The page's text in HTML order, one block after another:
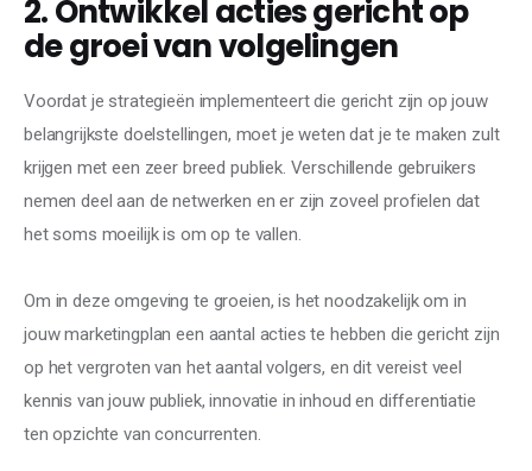
2. Ontwikkel acties gericht op
de groei van volgelingen
Voordat je strategieën implementeert die gericht zijn op jouw
belangrijkste doelstellingen, moet je weten dat je te maken zult
krijgen met een zeer breed publiek. Verschillende gebruikers
nemen deel aan de netwerken en er zijn zoveel profielen dat
het soms moeilijk is om op te vallen.
Om in deze omgeving te groeien, is het noodzakelijk om in
jouw marketingplan een aantal acties te hebben die gericht zijn
op het vergroten van het aantal volgers, en dit vereist veel
kennis van jouw publiek, innovatie in inhoud en differentiatie
ten opzichte van concurrenten.